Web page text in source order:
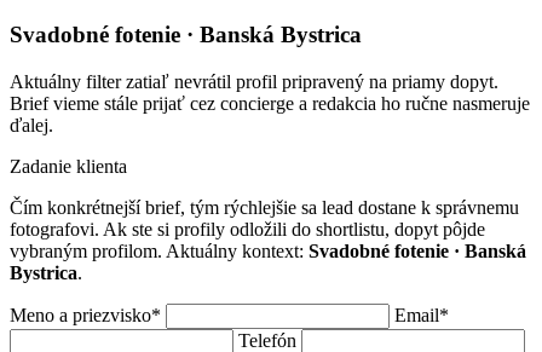
Svadobné fotenie · Banská Bystrica
Aktuálny filter zatiaľ nevrátil profil pripravený na priamy dopyt.
Brief vieme stále prijať cez concierge a redakcia ho ručne nasmeruje
ďalej.
Zadanie klienta
Čím konkrétnejší brief, tým rýchlejšie sa lead dostane k správnemu
fotografovi. Ak ste si profily odložili do shortlistu, dopyt pôjde
vybraným profilom. Aktuálny kontext: Svadobné fotenie · Banská
Bystrica.
Meno a priezvisko*
Email*
Telefón